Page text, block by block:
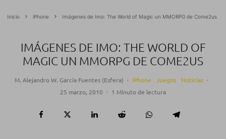
Inicio iPhone Imágenes de Imo: The World of Magic un MMORPG de Come2us
IMÁGENES DE IMO: THE WORLD OF
MAGIC UN MMORPG DE COME2US
M. Alejandro W. García Fuentes (Esfera) · iPhone Juegos Noticias ·
25 marzo, 2010 · 1 Minuto de lectura